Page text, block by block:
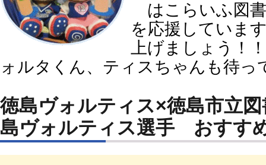
はこらいふ図
を応援していま
上げましょう！
ォルタくん、ティスちゃんも待
徳島ヴォルティス×徳島市立
島ヴォルティス選手 おすす